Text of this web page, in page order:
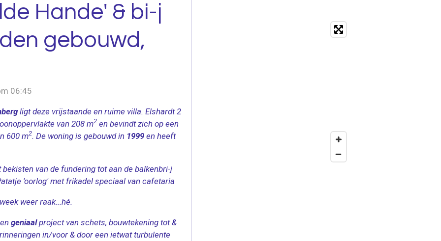
Hande' & bi-j
gebouwd,
06:45
ligt deze vrijstaande en ruime villa. Elshardt 2
van 208 m2 en bevindt zich op een
600 m2. De woning is gebouwd in 1999 en heeft
van de fundering tot aan de balkenbri-j
'oorlog' met frikadel speciaal van cafetaria
weer raak...hé.
geniaalproject van schets, bouwtekening tot &
in/voor & door een ietwat turbulente